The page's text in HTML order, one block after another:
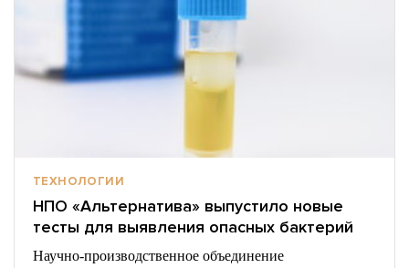
ТЕХНОЛОГИИ
НПО «Альтернатива» выпустило новые
тесты для выявления опасных бактерий
Научно-производственное объединение